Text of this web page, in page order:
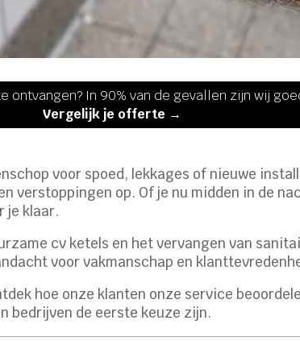
ontvangen? In 90% van de gevallen zijn wij
Vergelijk je offerte →
voor spoed, lekkages of nieuwe
verstoppingen op. Of je nu midden in de
je klaar.
cv ketels en het vervangen van
voor vakmanschap en
hoe onze klanten onze service
bedrijven de eerste keuze zijn.